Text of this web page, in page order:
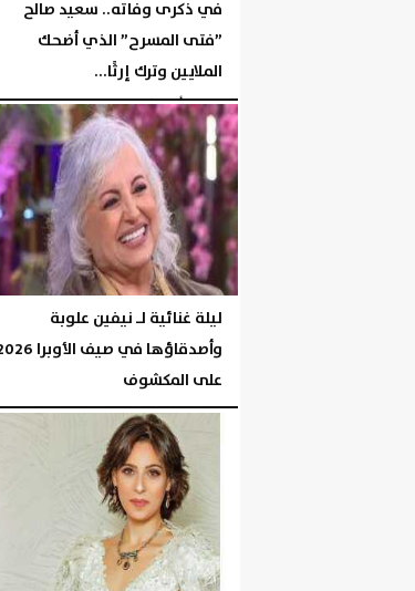
في ذكرى وفاته.. سعيد صالح
”فتى المسرح” الذي أضحك
الملايين وترك إرثًا...
السبت، 1 أغسطس 2026 05:32 مـ
ليلة غنائية لـ نيفين علوبة
وأصدقاؤها في صيف
على المكشوف
الجمعة، 31 يوليو 2026 02:55 مـ